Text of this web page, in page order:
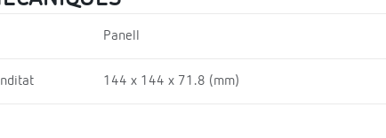
Panell
144 x 144 x 71.8 (mm)